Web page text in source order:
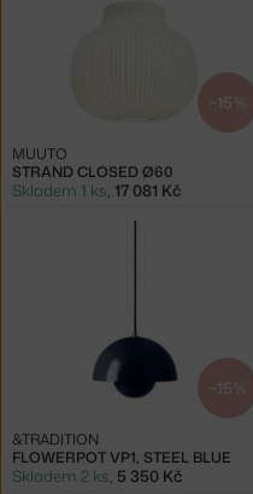
−15 %
STRAND CLOSED Ø60
MUUTO
Skladem 1 ks, 17 081 Kč
−15 %
FLOWERPOT VP1, STEEL BLUE
&TRADITION
Skladem 2 ks, 5 350 Kč